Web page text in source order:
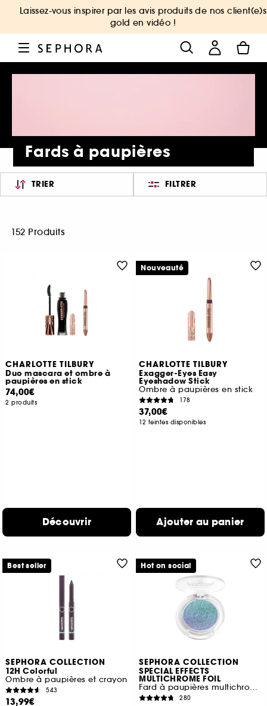
Laissez-vous inspirer par les avis produits de nos client(e)s
gold en vidéo !
Fards à paupières
TRIER FILTRER
152 Produits
CHARLOTTE TILBURY
Duo mascara et ombre à
paupières en stick
74,00€
2 produits
Découvrir
CHARLOTTE TILBURY
Exagger-Eyes Easy
Eyeshadow Stick
Ombre à paupières en stick
178
37,00€
12 teintes disponibles
Ajouter au panier
Nouveauté
SEPHORA COLLECTION
12H Colorful
Ombre à paupières et crayon
543
13,99€
Best seller
SEPHORA COLLECTION
SPECIAL EFFECTS
MULTICHROME FOIL
Fard à paupières multichrome
280
Hot on social